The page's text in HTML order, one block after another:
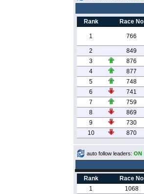
Rank Race No
1 766
2 849
3
876
4
877
5
748
6
741
7
759
8
869
9
730
10
870
auto follow leaders: ON
Rank Race No
1
1068